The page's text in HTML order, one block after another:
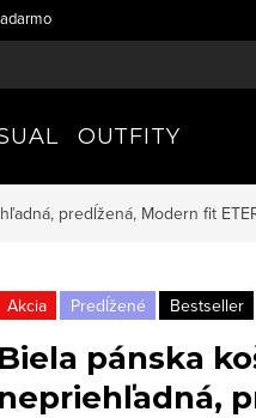
OUTFITY
predĺžená, Modern fit
Akcia Predĺžené Bestseller
Biela pánska
nepriehľadná,